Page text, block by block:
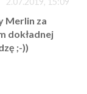
Merlin za
dokładnej
;-))